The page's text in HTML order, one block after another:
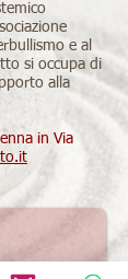
e al
si occupa di
alla
in Via